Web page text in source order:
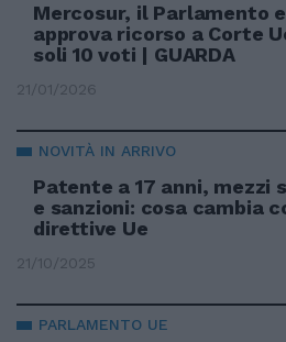
Mercosur, il Parlamento
approva ricorso a Corte
soli 10 voti | GUARDA
21/01/2026
NOVITÀ IN ARRIVO
Patente a 17 anni, mezzi
e sanzioni: cosa cambia
direttive Ue
21/10/2025
PARLAMENTO UE